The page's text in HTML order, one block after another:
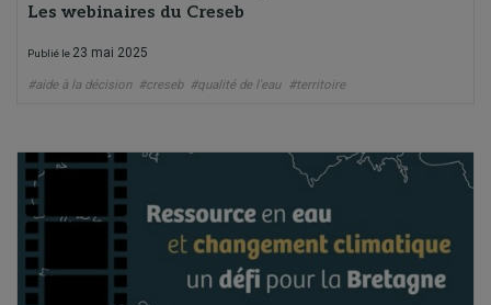
Les webinaires du Creseb
Publié le 23 mai 2025
#aide à la décision #creseb #qualité de l'eau #territoire